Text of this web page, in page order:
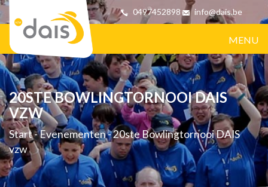
0497452898 info@dais.be
MENU
20STE BOWLINGTORNOOI DAIS
VZW
Start-Evenementen-20ste Bowlingtornooi DAIS
vzw